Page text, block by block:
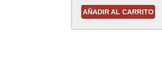
AÑADIR AL CARRITO